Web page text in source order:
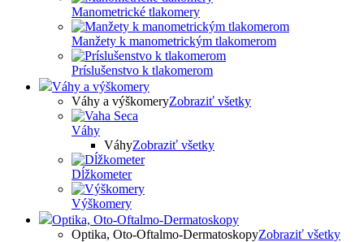
Manometrické tlakomery
Manžety k manometrickým tlakomerom
Príslušenstvo k tlakomerom
Váhy a výškomery
Váhy a výškomeryZobraziť všetky
Váhy
VáhyZobraziť všetky
Dĺžkometer
Výškomery
Optika, Oto-Oftalmo-Dermatoskopy
Optika, Oto-Oftalmo-DermatoskopyZobraziť všetky